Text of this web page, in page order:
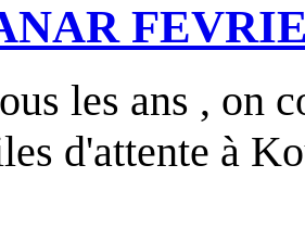
les ans , on
d'attente à